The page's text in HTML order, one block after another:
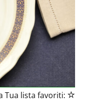
Tua lista favoriti: